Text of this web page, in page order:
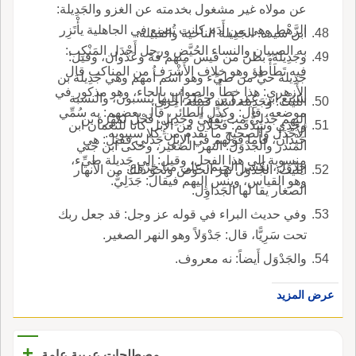
عن مولاه غير مشغول بخدمته عن الغزو والجَدِيلة:
الرَّهْط وهي من أَدَم كانت تُصنع في الجاهلية يأْتَزِر
به الصبيان والنساء الحُيَّض ورجل أَجْدَل المَنْكِب:
فيه تَطَأْطؤ وهو خلاف الأَشْرَف من المناكب قال
الأَزهري: هذا خطأْ والصواب بالحاء، وهو مذكور في
موضعه، قال: وكذل الطائر، قال بعضهم: به سُمِّي
الأَجْدَل والصحيح ما تقدم من كلا سيبويه.
ابن سيده: الجَدِيلة الناحية والقبيلة.
وجَدِيلة: بطن من قيس منهم فَهْ وعَدْوان، وقيل:
جَدِيلة حيٌّ من طيِّء وهو اسم أُمهم وهي جَدِيلة بن
سُبَيْع ابن عمرو بن حِمَيْر، إِليها ينسبون، والنسبة
إِليهم جَدَليٌّ مث ثَقَفيٍّ وجَدِيل: فَحْل لمَهْرة بن
حَيْدان، فأَما قولهم في الإِبل جَدَلي فقيل: هي
منسوبة إِلى هذا الفحل، وقيل: إِلى جَديلة طيِّء،
وهو القياس، وينس إِليهم فيقال: جَدَلِيٌّ.
الليث: وجَدِيلة أَسَدٍ قبيلة أُخرى.
وجَدِي وشَدْقَم: فَحْلان من الإِبل كانا للنعمان ابن
المنذر والجَدْوَل: النهر الصغير، وحكى ابن جني
جِدْوَل، بكسر الجيم، على مثا خِرْوَع.
الليث: الجَدْوَل نهر الحوض ونحو ذلك من الأَنهار
الصغار يقا لها الجَداوِل.
وفي حديث البراء في قوله عز وجل: قد جعل ربك
تحت سَرِيًّا، قال: جَدْوَلاً وهو النهر الصغير.
والجَدْوَل أَيضاً: نه معروف.
عرض المزيد